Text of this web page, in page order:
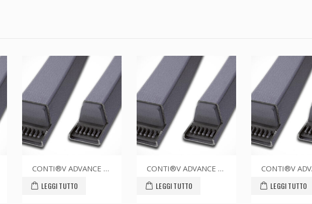
CONTI®V ADVANCE SPZ1737CR
LEGGI TUTTO
CONTI®V ADVANCE SPZ1600CR
LEGGI TUTTO LEGGI TUTTO